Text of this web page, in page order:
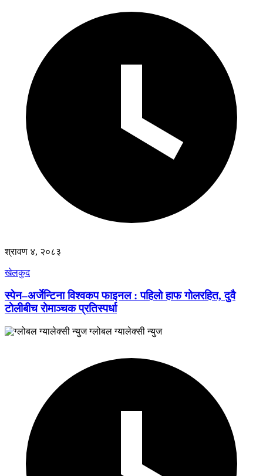
श्रावण ४, २०८३
खेलकुद
स्पेन–अर्जेन्टिना विश्वकप फाइनल : पहिलो हाफ गोलरहित, दुवै
टोलीबीच रोमाञ्चक प्रतिस्पर्धा
ग्लोबल ग्यालेक्सी न्युज